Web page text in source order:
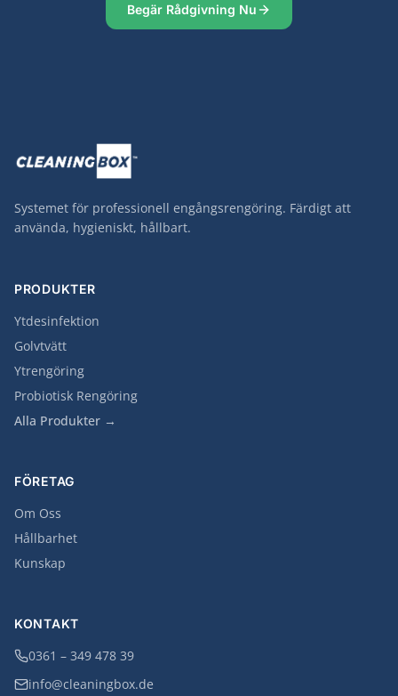
Begär Rådgivning Nu
Systemet för professionell engångsrengöring. Färdigt att
använda, hygieniskt, hållbart.
PRODUKTER
Ytdesinfektion
Golvtvätt
Ytrengöring
Probiotisk Rengöring
Alla Produkter →
FÖRETAG
Om Oss
Hållbarhet
Kunskap
KONTAKT
0361 – 349 478 39
info@cleaningbox.de